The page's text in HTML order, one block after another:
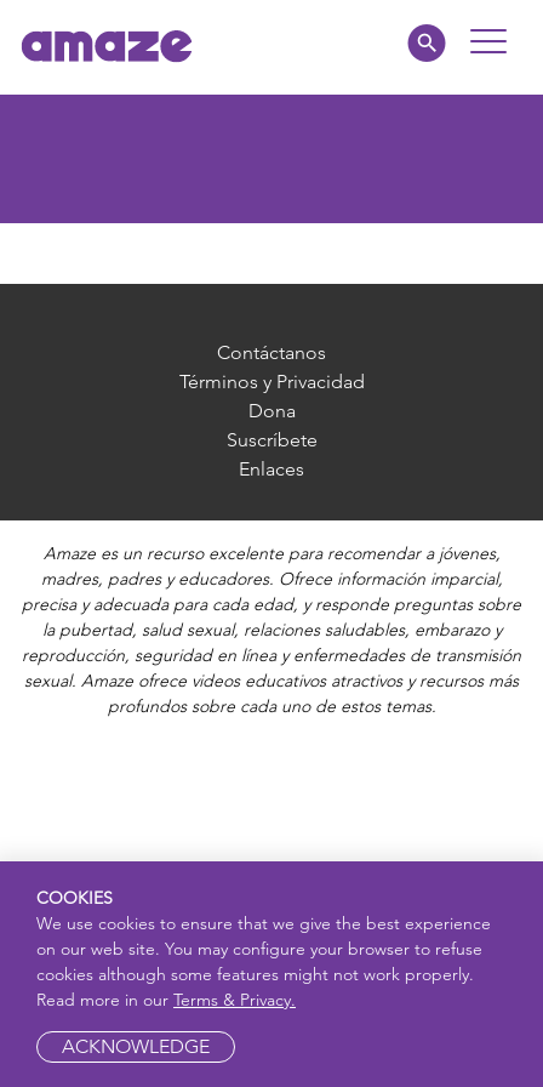
Toggle
Contáctanos
Términos y Privacidad
Dona
Suscríbete
Enlaces
Amaze es un recurso excelente para recomendar a jóvenes,
madres, padres y educadores. Ofrece información imparcial,
precisa y adecuada para cada edad, y responde preguntas sobre
la pubertad, salud sexual, relaciones saludables, embarazo y
reproducción, seguridad en línea y enfermedades de transmisión
sexual. Amaze ofrece videos educativos atractivos y recursos más
profundos sobre cada uno de estos temas.
COOKIES
We use cookies to ensure that we give the best experience
on our web site. You may configure your browser to refuse
cookies although some features might not work properly.
Read more in our Terms & Privacy.
ACKNOWLEDGE